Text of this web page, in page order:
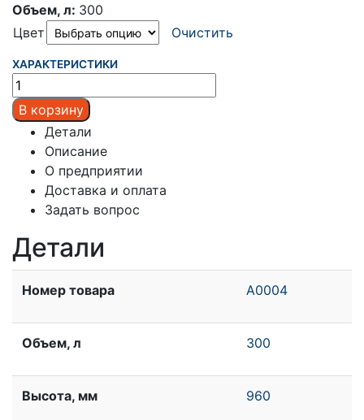
Объем, л: 300
Цвет
Очистить
ХАРАКТЕРИСТИКИ
В корзину
Детали
Описание
О предприятии
Доставка и оплата
Задать вопрос
Детали
Номер товара A0004
Объем, л 300
Высота, мм 960